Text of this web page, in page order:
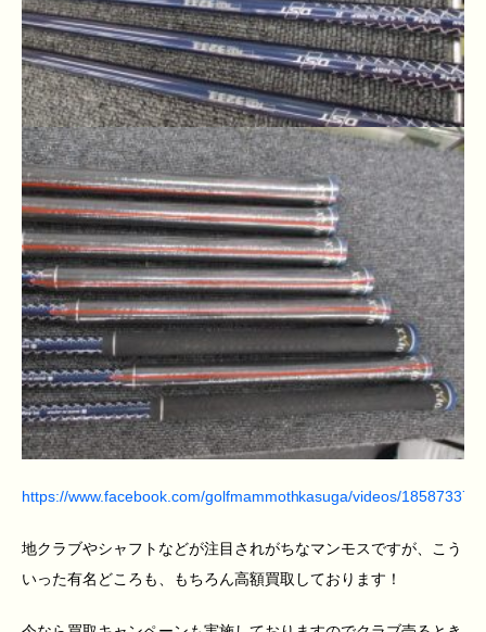
https://www.facebook.com/golfmammothkasuga/videos/
地クラブやシャフトなどが注目されがちなマンモスですが、こう
いった有名どころも、もちろん高額買取しております！